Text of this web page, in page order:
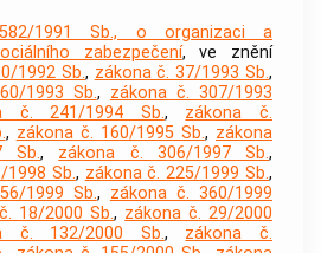
1991 Sb., o organizaci a
zabezpečení, ve znění
1992 Sb., zákona č. 37/1993 Sb.,
1993 Sb., zákona č. 307/1993
č. 241/1994 Sb., zákona č.
, zákona č. 160/1995 Sb., zákona
Sb., zákona č. 306/1997 Sb.,
1998 Sb., zákona č. 225/1999 Sb.,
1999 Sb., zákona č. 360/1999
18/2000 Sb., zákona č. 29/2000
č. 132/2000 Sb., zákona č.